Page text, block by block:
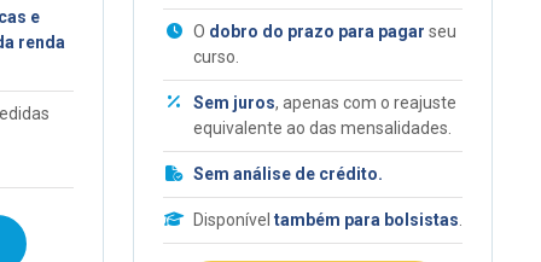
e
renda
O dobro do prazo para pagar seu
curso.
Sem juros, apenas com o reajuste
equivalente ao das mensalidades.
Sem análise de crédito.
Disponível também para bolsistas